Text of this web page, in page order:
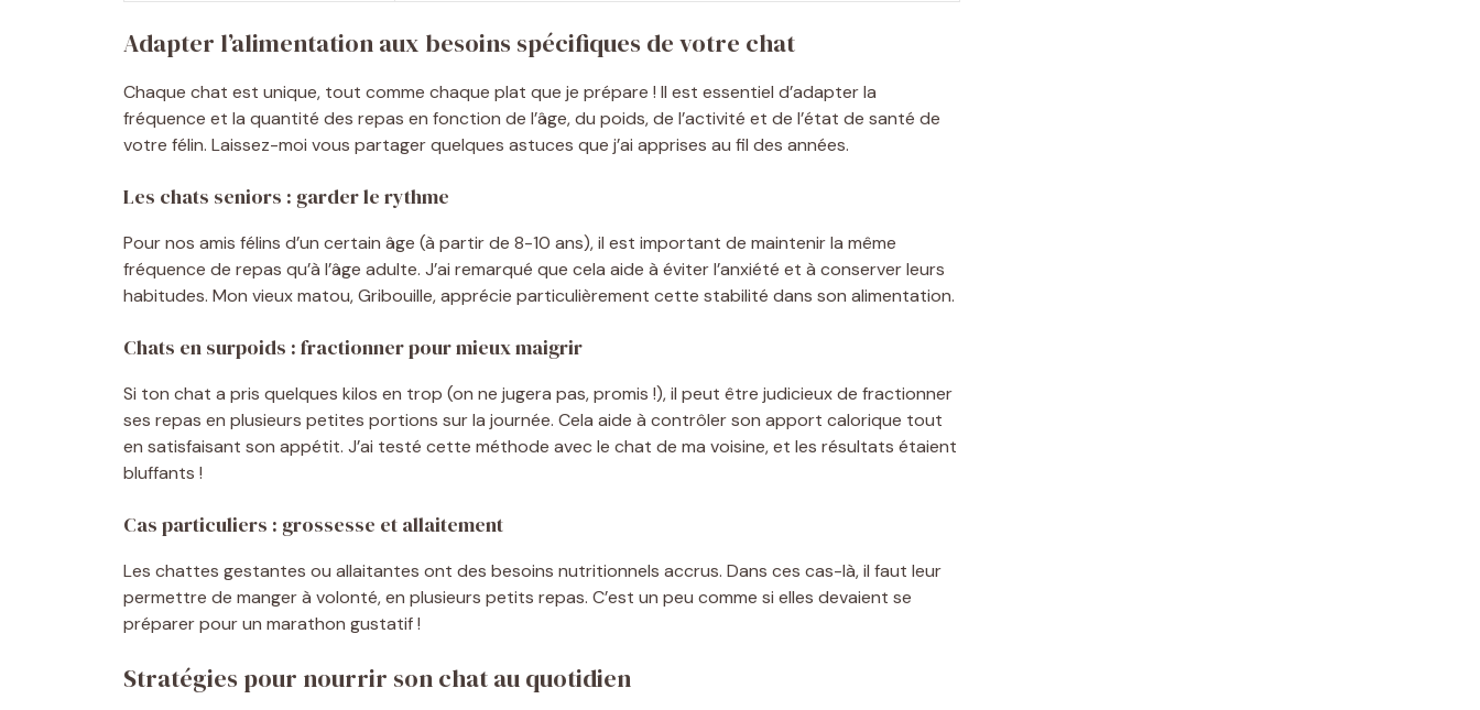
Adapter l’alimentation aux besoins spécifiques de votre chat
Chaque chat est unique, tout comme chaque plat que je prépare ! Il est essentiel d’adapter la
fréquence et la quantité des repas en fonction de l’âge, du poids, de l’activité et de l’état de santé de
votre félin. Laissez-moi vous partager quelques astuces que j’ai apprises au fil des années.
Les chats seniors : garder le rythme
Pour nos amis félins d’un certain âge (à partir de 8-10 ans), il est important de maintenir la même
fréquence de repas qu’à l’âge adulte. J’ai remarqué que cela aide à éviter l’anxiété et à conserver leurs
habitudes. Mon vieux matou, Gribouille, apprécie particulièrement cette stabilité dans son alimentation.
Chats en surpoids : fractionner pour mieux maigrir
Si ton chat a pris quelques kilos en trop (on ne jugera pas, promis !), il peut être judicieux de fractionner
ses repas en plusieurs petites portions sur la journée. Cela aide à contrôler son apport calorique tout
en satisfaisant son appétit. J’ai testé cette méthode avec le chat de ma voisine, et les résultats étaient
bluffants !
Cas particuliers : grossesse et allaitement
Les chattes gestantes ou allaitantes ont des besoins nutritionnels accrus. Dans ces cas-là, il faut leur
permettre de manger à volonté, en plusieurs petits repas. C’est un peu comme si elles devaient se
préparer pour un marathon gustatif !
Stratégies pour nourrir son chat au quotidien